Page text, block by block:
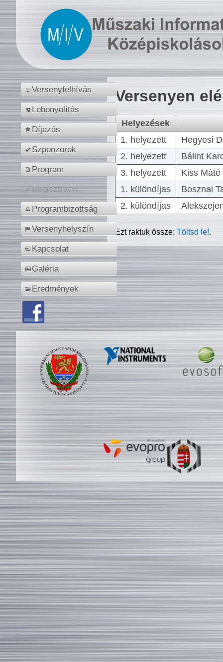
Versenyfelhívás
Lebonyolítás
Díjazás
Szponzorok
Program
Regisztráció
Programbizottság
Versenyhelyszín
Kapcsolat
Galéria
Eredmények
Versenyen
Helyezések
1. helyezett
Hegyesi
2. helyezett
Bálint
3. helyezett
Kiss
1. különdíjas
Bosznai
2. különdíjas
Ezt raktuk össze:Töltsd le!.